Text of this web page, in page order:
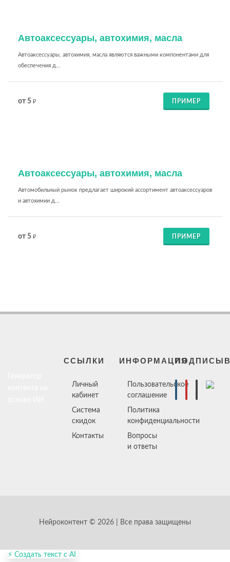
Автоаксессуары, автохимия, масла
Автоаксессуары, автохимия, масла являются важными компонентами для
обеспечения д...
от 5 ₽ ПРИМЕР
Автоаксессуары, автохимия, масла
Автомобильный рынок предлагает широкий ассортимент автоаксессуаров
и автохимии д...
от 5 ₽ ПРИМЕР
ССЫЛКИ
Личный
кабинет
Система
скидок
Контакты
ИНФОРМАЦИЯ
Пользовательское
соглашение
Политика
конфиденциальности
Вопросы
и ответы
Нейроконтент © 2026 | Все права защищены
⚡ Создать текст с AI